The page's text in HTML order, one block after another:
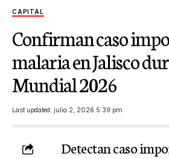
CAPITAL
Confirman caso
malaria en Jalisco
Mundial 2026
Last updated: julio 2, 2026 5:39 pm
Detectan caso